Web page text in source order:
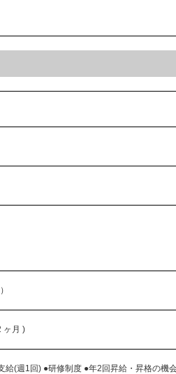
ヶ月 )
給(週1回) ●研修制度 ●年2回昇給・昇格の